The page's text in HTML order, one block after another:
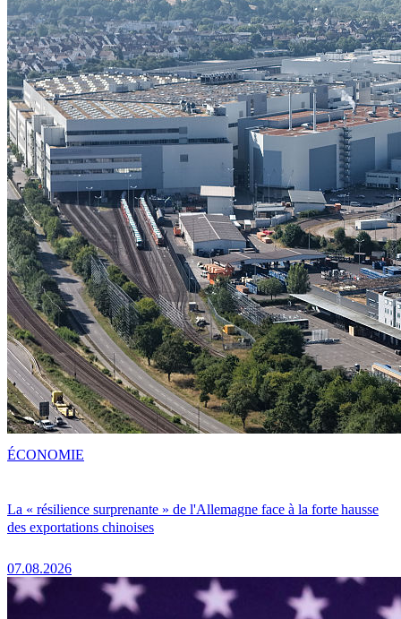
La « résilience surprenante » de l'Allemagne face à la forte hausse
des exportations chinoises
07.08.2026
ÉCONOMIE